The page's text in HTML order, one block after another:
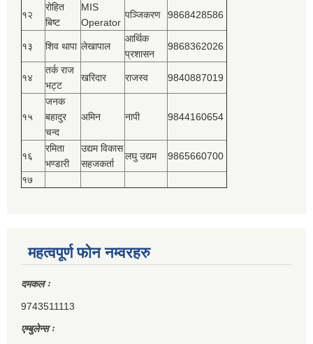
१२
रोहित
बिष्‍ट
MIS
Operator
पञ्‍जिकरण 9868428586
१३ शिव थापा लेखापाल
आर्थिक
प्रशासन
9868362026
१४
तर्क राज
भट्ट
खरिदार राजस्‍व 9840887019
१५
जनक
बहादुर
चन्द
अमिन नापी 9844160654
१६
रमिता
भण्डारी
उद्यम विकास
सहजकर्ता
लघु उद्यम 9865660700
१७
महत्वपूर्ण फोन नम्वरहरु
दमकल ः
9743511113
एम्बुलेन्स ः